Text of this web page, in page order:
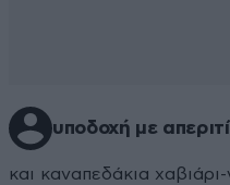
υποδοχή με
και καναπεδάκια χαβιάρι-